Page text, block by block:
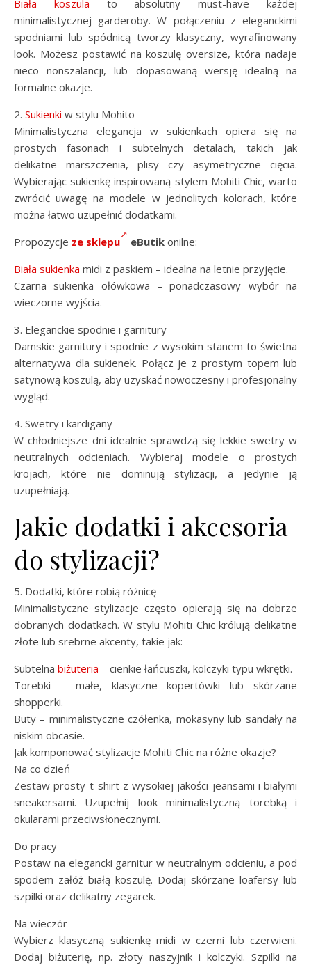
Biała koszula to absolutny must-have każdej
minimalistycznej garderoby. W połączeniu z eleganckimi
spodniami lub spódnicą tworzy klasyczny, wyrafinowany
look. Możesz postawić na koszulę oversize, która nadaje
nieco nonszalancji, lub dopasowaną wersję idealną na
formalne okazje.
2. Sukienki w stylu Mohito
Minimalistyczna elegancja w sukienkach opiera się na
prostych fasonach i subtelnych detalach, takich jak
delikatne marszczenia, plisy czy asymetryczne cięcia.
Wybierając sukienkę inspirowaną stylem Mohiti Chic, warto
zwrócić uwagę na modele w jednolitych kolorach, które
można łatwo uzupełnić dodatkami.
Propozycje ze sklepu eButik onilne:
Biała sukienka midi z paskiem – idealna na letnie przyjęcie.
Czarna sukienka ołówkowa – ponadczasowy wybór na
wieczorne wyjścia.
3. Eleganckie spodnie i garnitury
Damskie garnitury i spodnie z wysokim stanem to świetna
alternatywa dla sukienek. Połącz je z prostym topem lub
satynową koszulą, aby uzyskać nowoczesny i profesjonalny
wygląd.
4. Swetry i kardigany
W chłodniejsze dni idealnie sprawdzą się lekkie swetry w
neutralnych odcieniach. Wybieraj modele o prostych
krojach, które nie dominują stylizacji, a jedynie ją
uzupełniają.
Jakie dodatki i akcesoria
do stylizacji?
5. Dodatki, które robią różnicę
Minimalistyczne stylizacje często opierają się na dobrze
dobranych dodatkach. W stylu Mohiti Chic królują delikatne
złote lub srebrne akcenty, takie jak:
Subtelna biżuteria – cienkie łańcuszki, kolczyki typu wkrętki.
Torebki – małe, klasyczne kopertówki lub skórzane
shopperki.
Buty – minimalistyczne czółenka, mokasyny lub sandały na
niskim obcasie.
Jak komponować stylizacje Mohiti Chic na różne okazje?
Na co dzień
Zestaw prosty t-shirt z wysokiej jakości jeansami i białymi
sneakersami. Uzupełnij look minimalistyczną torebką i
okularami przeciwsłonecznymi.
Do pracy
Postaw na elegancki garnitur w neutralnym odcieniu, a pod
spodem załóż białą koszulę. Dodaj skórzane loafersy lub
szpilki oraz delikatny zegarek.
Na wieczór
Wybierz klasyczną sukienkę midi w czerni lub czerwieni.
Dodaj biżuterię, np. złoty naszyjnik i kolczyki. Szpilki na